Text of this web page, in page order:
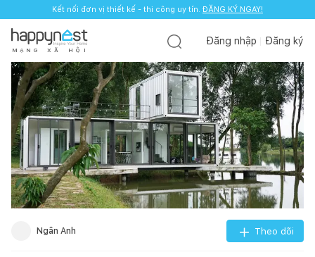
Kết nối đơn vị thiết kế - thi công uy tín. ĐĂNG KÝ NGAY!
M Ạ N G X Ã H Ộ I
Đăng nhập Đăng ký
Ngân Anh Theo dõi